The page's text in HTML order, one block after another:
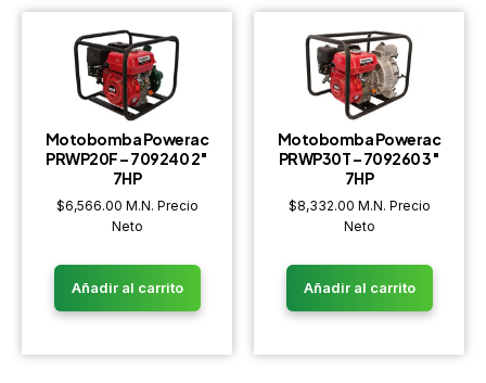
Motobomba Powerac
PRWP20F – 709240 2″
7HP
$6,566.00 M.N. Precio
Neto
Añadir al carrito
Motobomba Powerac
PRWP30T – 709260 3″
7HP
$8,332.00 M.N. Precio
Neto
Añadir al carrito